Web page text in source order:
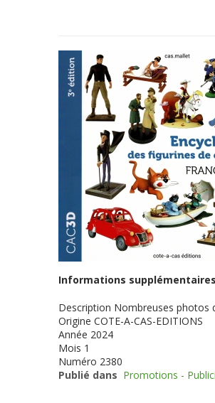
Informations supplémentaires
Description Nombreuses photos
Origine COTE-A-CAS-EDITIONS
Année 2024
Mois 1
Numéro 2380
Publié dans Promotions -